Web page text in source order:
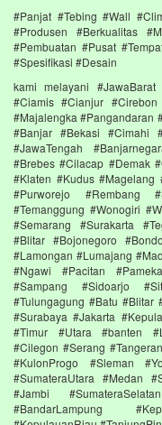
#Panjat #Tebing #Wall
#Produsen #Berkualitas
#Pembuatan #Pusat
#Spesifikasi #Desain
kami melayani
#Ciamis #Cianjur
#Majalengka #Pangandaran
#Banjar #Bekasi #Cimahi
#JawaTengah
#Brebes #Cilacap #Demak
#Klaten #Kudus #Magelang
#Purworejo #Rembang
#Temanggung #Wonogiri
#Semarang #Surakarta
#Blitar #Bojonegoro
#Lamongan #Lumajang
#Ngawi #Pacitan
#Sampang #Sidoarjo
#Tulungagung #Batu #Blitar
#Surabaya #Jakarta
#Timur #Utara #banten
#Cilegon #Serang
#KulonProgo #Sleman
#SumateraUtara #Medan
#Jambi
#BandarLampung